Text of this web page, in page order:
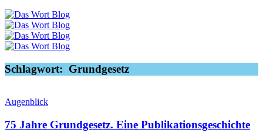
Schlagwort: Grundgesetz
Augenblick
75 Jahre Grundgesetz. Eine Publikationsgeschichte